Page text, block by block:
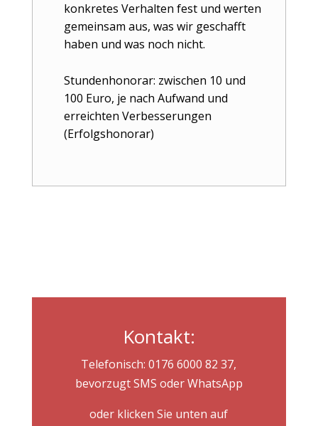
konkretes Verhalten fest und werten
gemeinsam aus, was wir geschafft
haben und was noch nicht.
Stundenhonorar: zwischen 10 und
100 Euro, je nach Aufwand und
erreichten Verbesserungen
(Erfolgshonorar)
Kontakt:
Telefonisch: 0176 6000 82 37,
bevorzugt SMS oder WhatsApp
oder klicken Sie unten auf